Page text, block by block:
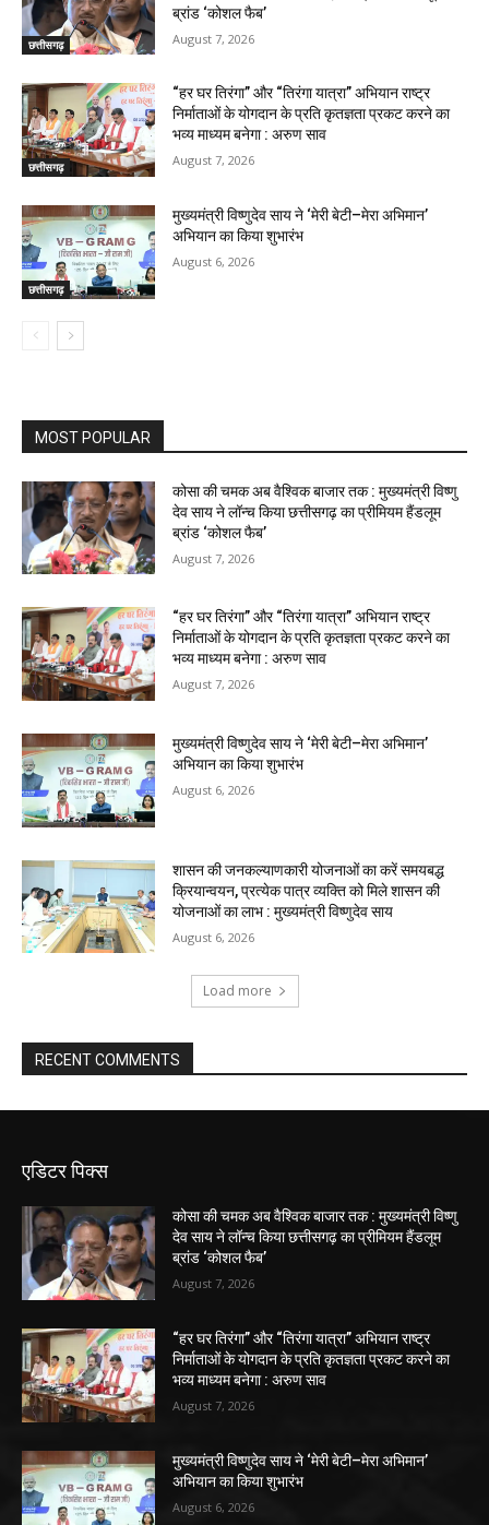
छत्तीसगढ़
ब्रांड ‘कोशल फैब’
August 7, 2026
छत्तीसगढ़
“हर घर तिरंगा” और “तिरंगा यात्रा” अभियान राष्ट्र
निर्माताओं के योगदान के प्रति कृतज्ञता प्रकट करने का
भव्य माध्यम बनेगा : अरुण साव
August 7, 2026
छत्तीसगढ़
मुख्यमंत्री विष्णुदेव साय ने ‘मेरी बेटी–मेरा अभिमान’
अभियान का किया शुभारंभ
August 6, 2026
MOST POPULAR
कोसा की चमक अब वैश्विक बाजार तक : मुख्यमंत्री विष्णु
देव साय ने लॉन्च किया छत्तीसगढ़ का प्रीमियम हैंडलूम
ब्रांड ‘कोशल फैब’
August 7, 2026
“हर घर तिरंगा” और “तिरंगा यात्रा” अभियान राष्ट्र
निर्माताओं के योगदान के प्रति कृतज्ञता प्रकट करने का
भव्य माध्यम बनेगा : अरुण साव
August 7, 2026
मुख्यमंत्री विष्णुदेव साय ने ‘मेरी बेटी–मेरा अभिमान’
अभियान का किया शुभारंभ
August 6, 2026
शासन की जनकल्याणकारी योजनाओं का करें समयबद्ध
क्रियान्वयन, प्रत्येक पात्र व्यक्ति को मिले शासन की
योजनाओं का लाभ : मुख्यमंत्री विष्णुदेव साय
August 6, 2026
Load more
RECENT COMMENTS
एडिटर पिक्स
कोसा की चमक अब वैश्विक बाजार तक : मुख्यमंत्री विष्णु
देव साय ने लॉन्च किया छत्तीसगढ़ का प्रीमियम हैंडलूम
ब्रांड ‘कोशल फैब’
August 7, 2026
“हर घर तिरंगा” और “तिरंगा यात्रा” अभियान राष्ट्र
निर्माताओं के योगदान के प्रति कृतज्ञता प्रकट करने का
भव्य माध्यम बनेगा : अरुण साव
August 7, 2026
मुख्यमंत्री विष्णुदेव साय ने ‘मेरी बेटी–मेरा अभिमान’
अभियान का किया शुभारंभ
August 6, 2026